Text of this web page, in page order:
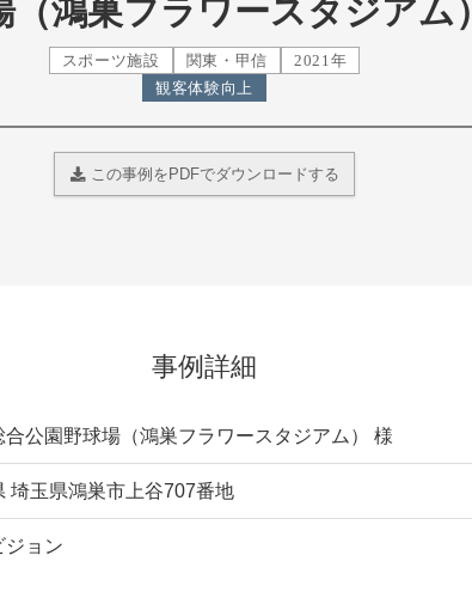
（鴻巣フラワースタジアム
スポーツ施設 関東・甲信
2021年
観客体験向上
この事例をPDFでダウンロードする
事例詳細
合公園野球場（鴻巣フラワースタジアム） 様
埼玉県鴻巣市上谷707番地
ジョン